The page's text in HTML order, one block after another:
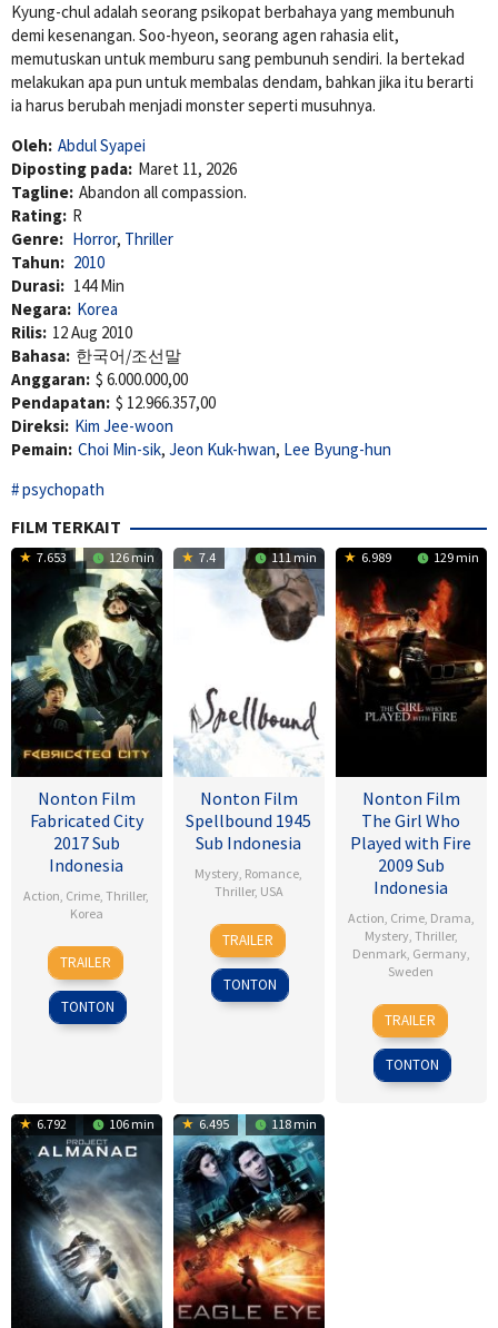
Kyung-chul adalah seorang psikopat berbahaya yang membunuh
demi kesenangan. Soo-hyeon, seorang agen rahasia elit,
memutuskan untuk memburu sang pembunuh sendiri. Ia bertekad
melakukan apa pun untuk membalas dendam, bahkan jika itu berarti
ia harus berubah menjadi monster seperti musuhnya.
Oleh: Abdul Syapei
Diposting pada: Maret 11, 2026
Tagline: Abandon all compassion.
Rating: R
Genre: Horror, Thriller
Tahun: 2010
Durasi: 144 Min
Negara: Korea
Rilis: 12 Aug 2010
Bahasa: 한국어/조선말
Anggaran: $ 6.000.000,00
Pendapatan: $ 12.966.357,00
Direksi: Kim Jee-woon
Pemain: Choi Min-sik, Jeon Kuk-hwan, Lee Byung-hun
psychopath
FILM TERKAIT
7.653 126 min
Nonton Film
Fabricated City
2017 Sub
Indonesia
Action, Crime,Thriller,
Korea
9
Feb
2017
Lee
Hu-
bin
TRAILER
TONTON
7.4 111 min
Nonton Film
Spellbound 1945
Sub Indonesia
Mystery, Romance,
Thriller, USA
8
Nov
1945
Alfred
Hitchcock
TRAILER
TONTON
6.989 129 min
Nonton Film
The Girl Who
Played with Fire
2009 Sub
Indonesia
Action, Crime, Drama,
Mystery, Thriller,
Denmark, Germany,
Sweden
18
Sep
2009
Daniel
Alfredson
TRAILER
TONTON
6.792 106 min 6.495 118 min